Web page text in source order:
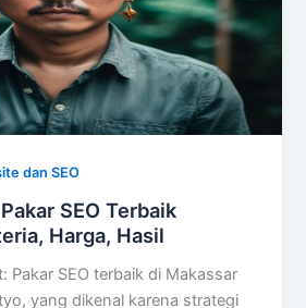
dan SEO
SEO Terbaik
Harga, Hasil
Pakar SEO terbaik di Makassar
yang dikenal karena strategi